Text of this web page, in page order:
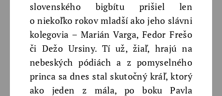
slovenského bigbítu prišiel len
o niekoľko rokov mladší ako jeho slávni
kolegovia – Marián Varga, Fedor Frešo
či Dežo Ursiny. Tí už, žiaľ, hrajú na
nebeských pódiách a z pomyselného
princa sa dnes stal skutočný kráľ, ktorý
ako jeden z mála, po boku Pavla